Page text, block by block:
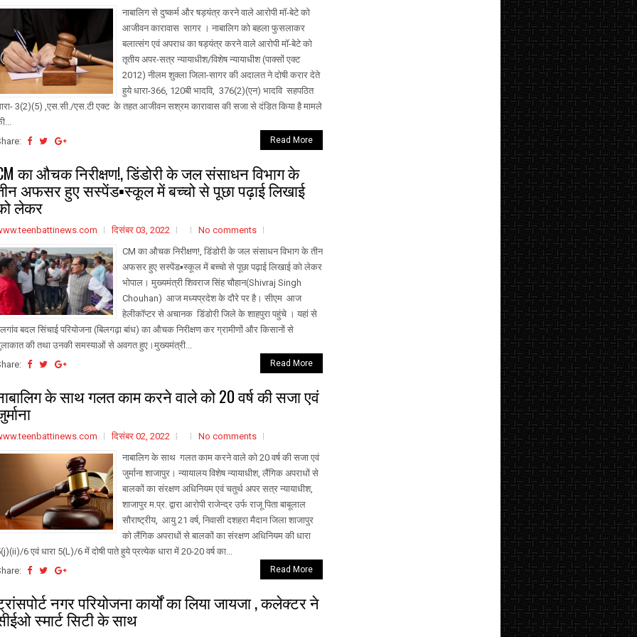
नाबालिग से दुष्कर्म और षड़यंत्र करने वाले आरोपी मॉ-बेटे को
आजीवन कारावास सागर । नाबालिग को बहला फुसलाकर
बलात्संग एवं अपराध का षड़यंत्र करने वाले आरोपी मॉ-बेटे को
तृतीय अपर-सत्र न्यायाधीश/विशेष न्यायाधीश (पाक्सों एक्ट
2012) नीलम शुक्ला जिला-सागर की अदालत ने दोषी करार देते
हुये धारा-366, 120बी भादवि, 376(2)(एन) भादवि सहपठित
3(2)(5) ,एस.सी./एस.टी एक्ट के तहत आजीवन सश्रम कारावास की सजा से दंडित किया है मामले
Read More
का औचक निरीक्षण!, डिंडोरी के जल संसाधन विभाग के
अफसर हुए सस्पेंड▪️स्कूल में बच्चो से पूछा पढ़ाई लिखाई
लेकर
दिसंबर 03, 2022
No comments
CM का औचक निरीक्षण!, डिंडोरी के जल संसाधन विभाग के तीन
अफसर हुए सस्पेंड▪️स्कूल में बच्चो से पूछा पढ़ाई लिखाई को लेकर
भोपाल। मुख्यमंत्री शिवराज सिंह चौहान(Shivraj Singh
Chouhan) आज मध्यप्रदेश के दौरे पर है। सीएम आज
हेलीकॉप्टर से अचानक डिंडोरी जिले के शाहपुरा पहुंचे । यहां से
बदल सिंचाई परियोजना (बिलगढ़ा बांध) का औचक निरीक्षण कर ग्रामीणों और किसानों से
की तथा उनकी समस्याओं से अवगत हुए।मुख्यमंत्री...
Read More
के साथ गलत काम करने वाले को 20 वर्ष की सजा एवं
दिसंबर 02, 2022
No comments
नाबालिग के साथ गलत काम करने वाले को 20 वर्ष की सजा एवं
जुर्माना शाजापुर। न्यायालय विशेष न्या‍याधीश, लैंगिक अपराधों से
बालकों का संरक्षण अधिनियम एवं चतुर्थ अपर सत्र न्यायाधीश,
शाजापुर म.प्र. द्वारा आरोपी राजेन्द्र उर्फ राजू पिता बाबूलाल
सौराष्ट्रीय, आयु 21 वर्ष, निवासी दशहरा मैदान जिला शाजापुर
को लैंगिक अपराधों से बालकों का संरक्षण अधिनियम की धारा
6 एवं धारा 5(L)/6 में दोषी पाते हुये प्रत्येक धारा में 20-20 वर्ष का...
Read More
नगर परियोजना कार्यों का लिया जायजा , कलेक्टर ने
स्मार्ट सिटी के साथ